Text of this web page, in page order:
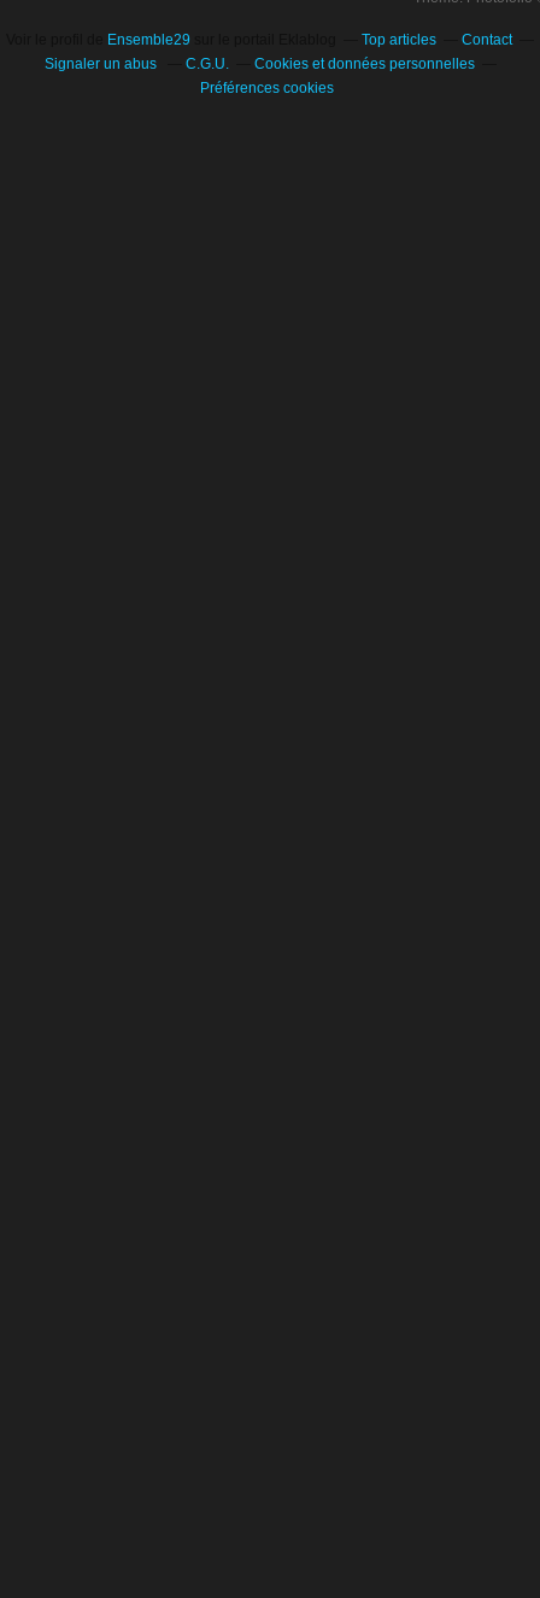
Ensemble29 Top articles
Contact
Signaler un abus
C.G.U.
Cookies et données personnelles
Préférences cookies